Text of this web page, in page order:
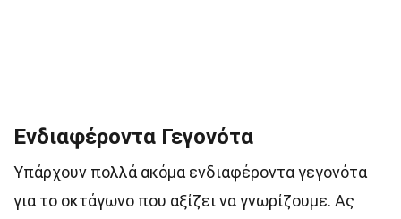
Ενδιαφέροντα Γεγονότα
Υπάρχουν πολλά ακόμα ενδιαφέροντα γεγονότα
για το οκτάγωνο που αξίζει να γνωρίζουμε. Ας